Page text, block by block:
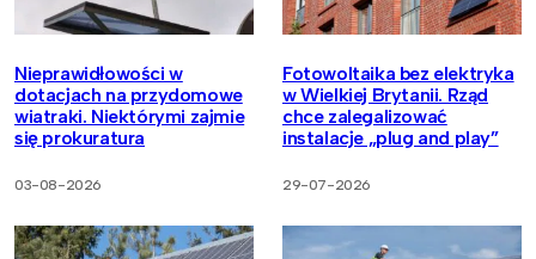
Nieprawidłowości w
dotacjach na przydomowe
wiatraki. Niektórymi zajmie
się prokuratura
03-08-2026
Fotowoltaika bez elektryka
w Wielkiej Brytanii. Rząd
chce zalegalizować
instalacje „plug and play”
29-07-2026